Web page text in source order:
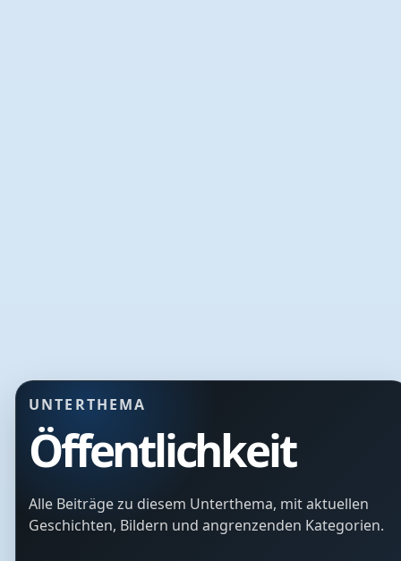
UNTERTHEMA
Öffentlichkeit
Alle Beiträge zu diesem Unterthema, mit aktuellen
Geschichten, Bildern und angrenzenden Kategorien.